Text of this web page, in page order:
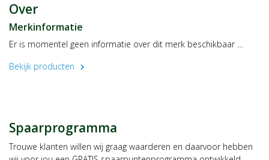
Over
Merkinformatie
Er is momentel geen informatie over dit merk beschikbaar …
Bekijk producten
chevron_right
Spaarprogramma
Trouwe klanten willen wij graag waarderen en daarvoor hebben